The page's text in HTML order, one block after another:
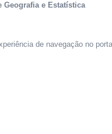
Geografia e Estatística
de navegação no